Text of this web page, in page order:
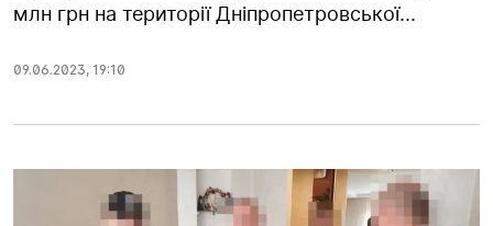
млн грн на території Дніпропетровської...
09.06.2023, 19:10